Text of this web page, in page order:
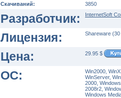
Скачиваний: 3850
Разработчик: InternetSoft
Лицензия: Shareware
Цена: 29.95 $
ОС:
Win2000,
WinServer,
2000,
2008r2,
Windows